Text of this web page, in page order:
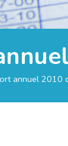
annuel 2010